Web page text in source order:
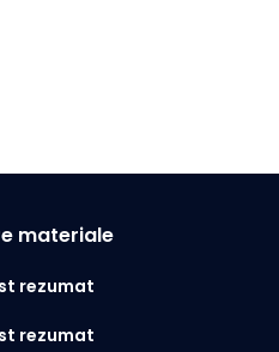
materiale
rezumat
rezumat